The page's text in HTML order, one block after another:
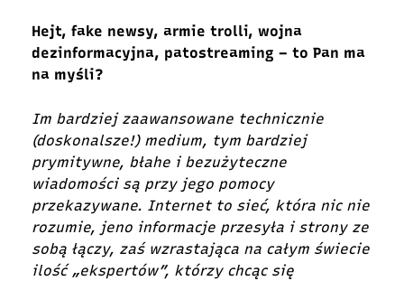
Hejt, fake newsy, armie trolli, wojna
dezinformacyjna, patostreaming – to Pan ma
na myśli?
Im bardziej zaawansowane technicznie
(doskonalsze!) medium, tym bardziej
prymitywne, błahe i bezużyteczne
wiadomości są przy jego pomocy
przekazywane. Internet to sieć, która nic nie
rozumie, jeno informacje przesyła i strony ze
sobą łączy, zaś wzrastająca na całym świecie
ilość „ekspertów”, którzy chcąc się